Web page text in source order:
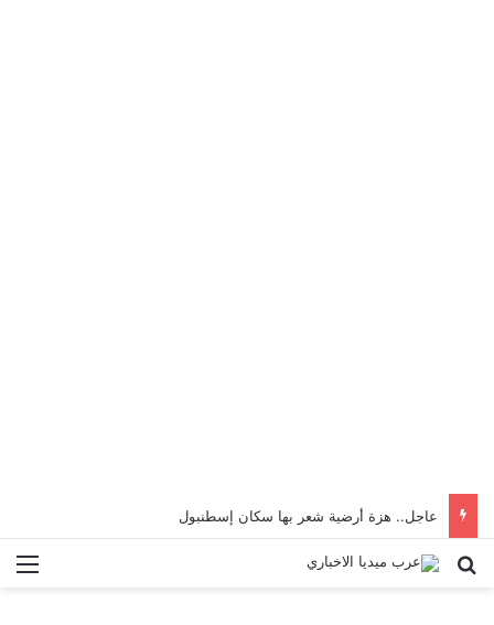
عاجل.. هزة أرضية شعر بها سكان إسطنبول
بحث عن